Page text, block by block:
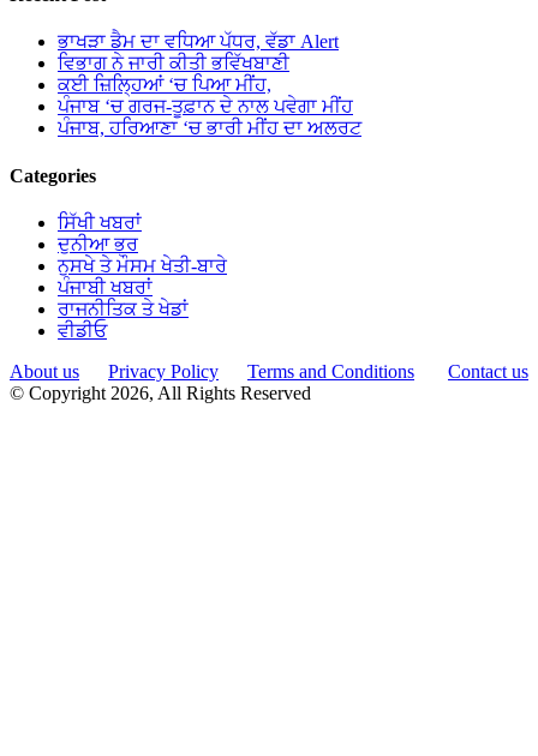
ਭਾਖੜਾ ਡੈਮ ਦਾ ਵਧਿਆ ਪੱਧਰ, ਵੱਡਾ Alert
ਵਿਭਾਗ ਨੇ ਜਾਰੀ ਕੀਤੀ ਭਵਿੱਖਬਾਣੀ
ਕਈ ਜ਼ਿਲ੍ਹਿਆਂ ‘ਚ ਪਿਆ ਮੀਂਹ,
ਪੰਜਾਬ ‘ਚ ਗਰਜ-ਤੂਫ਼ਾਨ ਦੇ ਨਾਲ ਪਵੇਗਾ ਮੀਂਹ
ਪੰਜਾਬ, ਹਰਿਆਣਾ ‘ਚ ਭਾਰੀ ਮੀਂਹ ਦਾ ਅਲਰਟ
Categories
ਸਿੱਖੀ ਖਬਰਾਂ
ਦੁਨੀਆ ਭਰ
ਨੁਸਖੇ ਤੇ ਮੌਸਮ ਖੇਤੀ-ਬਾਰੇ
ਪੰਜਾਬੀ ਖਬਰਾਂ
ਰਾਜਨੀਤਿਕ ਤੇ ਖੇਡਾਂ
ਵੀਡੀਓ
About us
Privacy Policy Terms and Conditions
Contact us
© Copyright 2026, All Rights Reserved